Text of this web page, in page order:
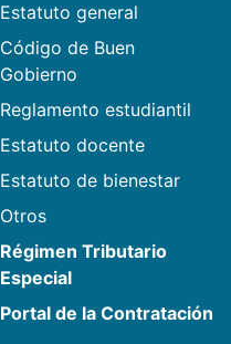
Estatuto general
Código de Buen
Gobierno
Reglamento estudiantil
Estatuto docente
Estatuto de bienestar
Otros
Régimen Tributario
Especial
Portal de la Contratación